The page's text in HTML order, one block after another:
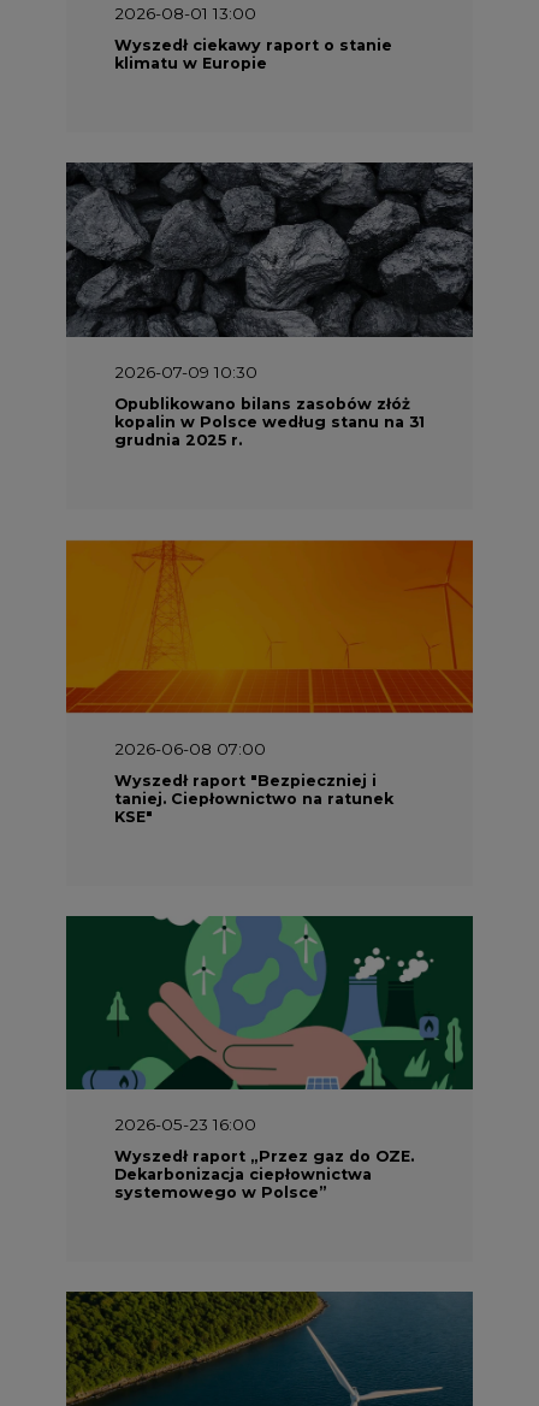
2026-08-01 13:00
Wyszedł ciekawy raport o stanie
klimatu w Europie
2026-07-09 10:30
Opublikowano bilans zasobów złóż
kopalin w Polsce według stanu na 31
grudnia 2025 r.
2026-06-08 07:00
Wyszedł raport "Bezpieczniej i
taniej. Ciepłownictwo na ratunek
KSE"
2026-05-23 16:00
Wyszedł raport „Przez gaz do OZE.
Dekarbonizacja ciepłownictwa
systemowego w Polsce”